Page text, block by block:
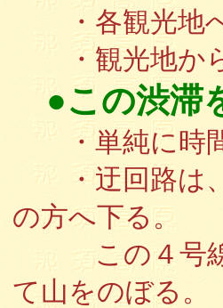
・各観光地へ
・観光地から
●この渋滞
・単純に時間
・迂回路は、
の方へ下る。
この４号線を
て山をのぼる。